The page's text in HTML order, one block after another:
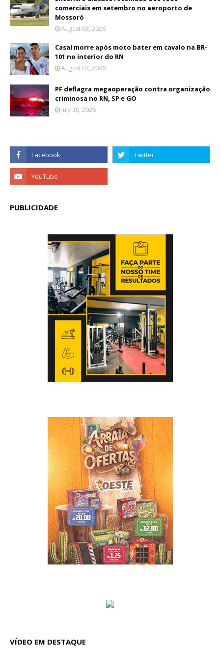
comerciais em setembro no aeroporto de
Mossoró
August 03, 2026
Casal morre após moto bater em cavalo na BR-
101 no interior do RN
August 03, 2026
PF deflagra megaoperação contra organização
criminosa no RN, SP e GO
July 30, 2026
PUBLICIDADE
VÍDEO EM DESTAQUE